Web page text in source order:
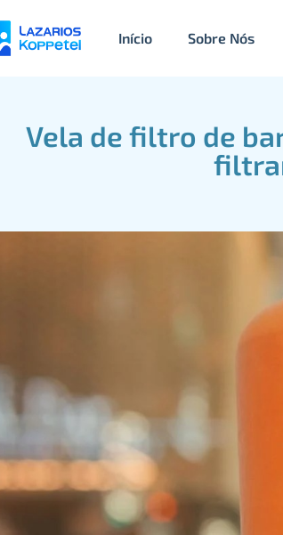
Início Sobre Nós
Vela de filtro de